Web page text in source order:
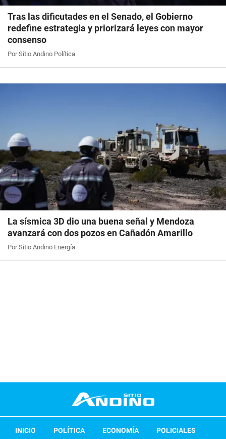
Tras las dificutades en el Senado, el Gobierno
redefine estrategia y priorizará leyes con mayor
consenso
Por Sitio Andino Política
La sísmica 3D dio una buena señal y Mendoza
avanzará con dos pozos en Cañadón Amarillo
Por Sitio Andino Energía
INICIO POLÍTICA ECONOMÍA POLICIALES